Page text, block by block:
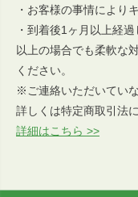
・お客様の事情により
・到着後1ヶ月以上経
以上の場合でも柔軟な
ください。
※ご連絡いただいてい
詳しくは特定商取引法
詳細はこちら >>